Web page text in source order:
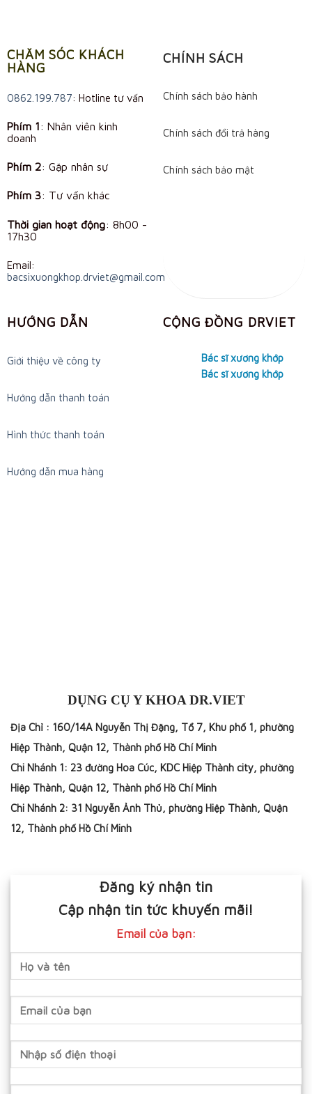
CHĂM SÓC KHÁCH
HÀNG
0862.199.787: Hotline tư vấn
Phím 1: Nhân viên kinh
doanh
Phím 2: Gặp nhân sự
Phím 3: Tư vấn khác
Thời gian hoạt động: 8h00 -
17h30
Email:
bacsixuongkhop.drviet@gmail.com
CHÍNH SÁCH
Chính sách bảo hành
Chính sách đổi trả hàng
Chính sách bảo mật
HƯỚNG DẪN
Giới thiệu về công ty
Hướng dẫn thanh toán
Hình thức thanh toán
Hướng dẫn mua hàng
CỘNG ĐỒNG DRVIET
Bác sĩ xương khớp
Bác sĩ xương khớp
DỤNG CỤ Y KHOA DR.VIET
Địa Chỉ : 160/14A Nguyễn Thị Đặng, Tổ 7, Khu phố 1, phường
Hiệp Thành, Quận 12, Thành phố Hồ Chí Minh
Chi Nhánh 1: 23 đường Hoa Cúc, KDC Hiệp Thành city, phường
Hiệp Thành, Quận 12, Thành phố Hồ Chí Minh
Chi Nhánh 2: 31 Nguyễn Ảnh Thủ, phường Hiệp Thành, Quận
12, Thành phố Hồ Chí Minh
Đăng ký nhận tin
Cập nhận tin tức khuyến mãi!
Email của bạn: